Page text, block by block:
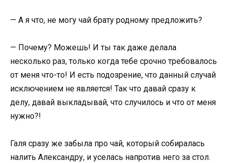
— А я что, не могу чай брату родному предложить?
— Почему? Можешь! И ты так даже делала
несколько раз, только когда тебе срочно требовалось
от меня что-то! И есть подозрение, что данный случай
исключением не является! Так что давай сразу к
делу, давай выкладывай, что случилось и что от меня
нужно?!
Галя сразу же забыла про чай, который собиралась
налить Александру, и уселась напротив него за стол.